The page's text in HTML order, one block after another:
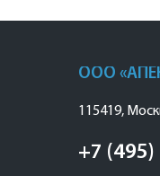
ООО
115419,
+7 (495)